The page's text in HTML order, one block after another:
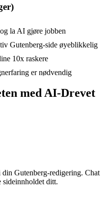
la AI gjøre jobben
Gutenberg-side øyeblikkelig
10x raskere
er nødvendig
med AI-Drevet
Gutenberg-redigering. Chat
sideinnholdet ditt.